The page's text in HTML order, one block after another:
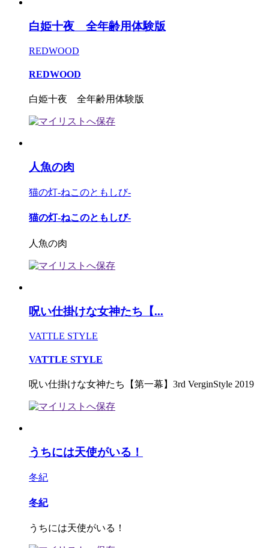
白姫十夜 全年齢用体験版
REDWOOD
REDWOOD
白姫十夜 全年齢用体験版
人魚の肉
猫の灯-ねこのともしび-
猫の灯-ねこのともしび-
人魚の肉
呪い仕掛けな女神たち【...
VATTLE STYLE
VATTLE STYLE
呪い仕掛けな女神たち【第一幕】3rd VerginStyle 2019
うちには天使がいる！
冬紀
冬紀
うちには天使がいる！